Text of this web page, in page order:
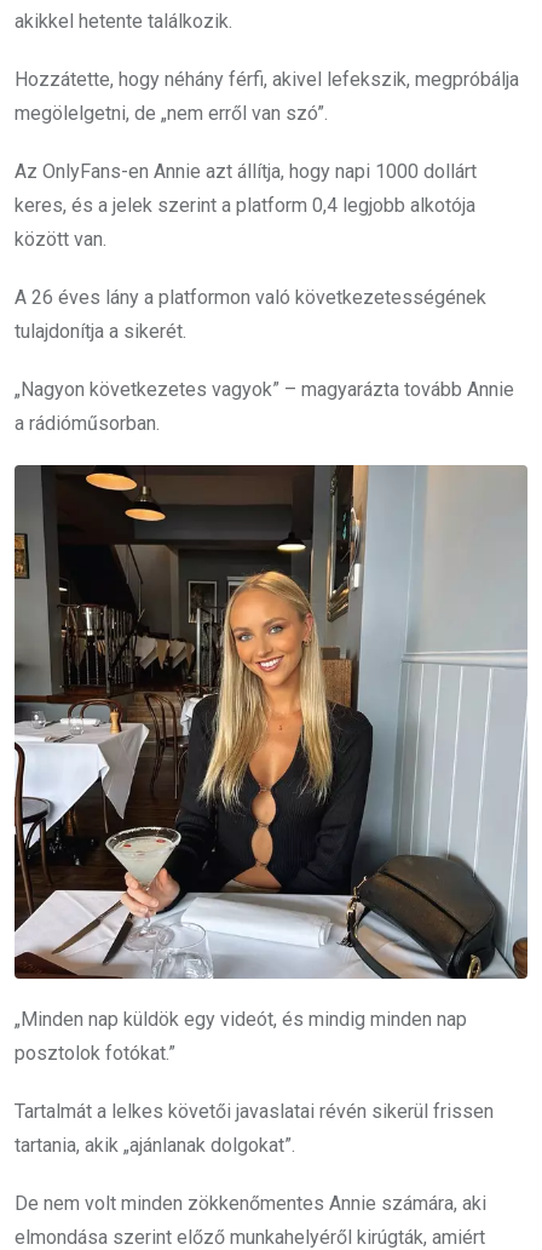
akikkel hetente találkozik.
Hozzátette, hogy néhány férfi, akivel lefekszik, megpróbálja
megölelgetni, de „nem erről van szó”.
Az OnlyFans-en Annie azt állítja, hogy napi 1000 dollárt
keres, és a jelek szerint a platform 0,4 legjobb alkotója
között van.
A 26 éves lány a platformon való következetességének
tulajdonítja a sikerét.
„Nagyon következetes vagyok” – magyarázta tovább Annie
a rádióműsorban.
„Minden nap küldök egy videót, és mindig minden nap
posztolok fotókat.”
Tartalmát a lelkes követői javaslatai révén sikerül frissen
tartania, akik „ajánlanak dolgokat”.
De nem volt minden zökkenőmentes Annie számára, aki
elmondása szerint előző munkahelyéről kirúgták, amiért